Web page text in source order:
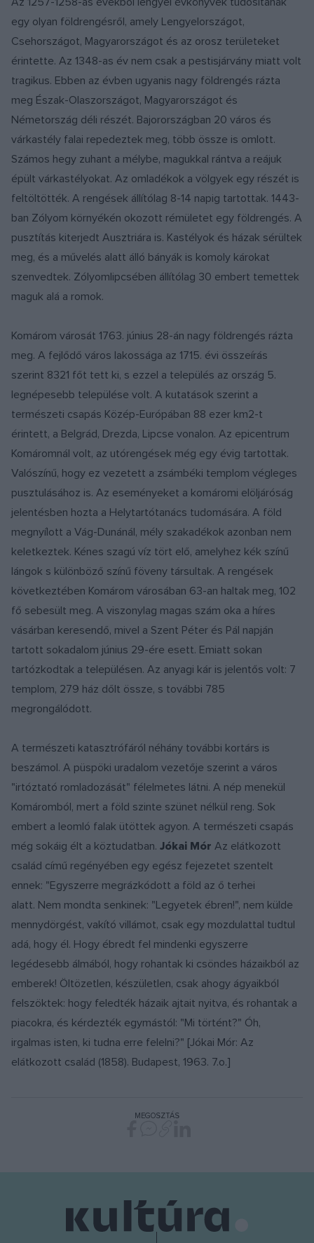
egy olyan földrengésről, amely Lengyelországot,
Csehországot, Magyarországot és az orosz területeket
érintette. Az 1348-as év nem csak a pestisjárvány miatt volt
tragikus. Ebben az évben ugyanis nagy földrengés rázta
meg Észak-Olaszországot, Magyarországot és
Németország déli részét. Bajorországban 20 város és
várkastély falai repedeztek meg, több össze is omlott.
Számos hegy zuhant a mélybe, magukkal rántva a reájuk
épült várkastélyokat. Az omladékok a völgyek egy részét is
feltöltötték. A rengések állítólag 8-14 napig tartottak. 1443-
ban Zólyom környékén okozott rémületet egy földrengés. A
pusztítás kiterjedt Ausztriára is. Kastélyok és házak sérültek
meg, és a művelés alatt álló bányák is komoly károkat
szenvedtek. Zólyomlipcsében állítólag 30 embert temettek
maguk alá a romok.
Komárom városát 1763. június 28-án nagy földrengés rázta
meg. A fejlődő város lakossága az 1715. évi összeírás
szerint 8321 főt tett ki, s ezzel a település az ország 5.
legnépesebb települése volt. A kutatások szerint a
természeti csapás Közép-Európában 88 ezer km2-t
érintett, a Belgrád, Drezda, Lipcse vonalon. Az epicentrum
Komáromnál volt, az utórengések még egy évig tartottak.
Valószínű, hogy ez vezetett a zsámbéki templom végleges
pusztulásához is. Az eseményeket a komáromi elöljáróság
jelentésben hozta a Helytartótanács tudomására. A föld
megnyílott a Vág-Dunánál, mély szakadékok azonban nem
keletkeztek. Kénes szagú víz tört elő, amelyhez kék színű
lángok s különböző színű föveny társultak. A rengések
következtében Komárom városában 63-an haltak meg, 102
fő sebesült meg. A viszonylag magas szám oka a híres
vásárban keresendő, mivel a Szent Péter és Pál napján
tartott sokadalom június 29-ére esett. Emiatt sokan
tartózkodtak a településen. Az anyagi kár is jelentős volt: 7
templom, 279 ház dőlt össze, s további 785
megrongálódott.
A természeti katasztrófáról néhány további kortárs is
beszámol. A püspöki uradalom vezetője szerint a város
"irtóztató romladozását" félelmetes látni. A nép menekül
Komáromból, mert a föld szinte szünet nélkül reng. Sok
embert a leomló falak ütöttek agyon. A természeti csapás
még sokáig élt a köztudatban. Jókai Mór Az elátkozott
család című regényében egy egész fejezetet szentelt
ennek: "Egyszerre megrázkódott a föld az ő terhei
alatt. Nem mondta senkinek: "Legyetek ébren!", nem külde
mennydörgést, vakító villámot, csak egy mozdulattal tudtul
adá, hogy él. Hogy ébredt fel mindenki egyszerre
legédesebb álmából, hogy rohantak ki csöndes házaikból az
emberek! Öltözetlen, készületlen, csak ahogy ágyaikból
felszöktek: hogy feledték házaik ajtait nyitva, és rohantak a
piacokra, és kérdezték egymástól: "Mi történt?" Óh,
irgalmas isten, ki tudna erre felelni?" [Jókai Mór: Az
elátkozott család (1858). Budapest, 1963. 7.o.]
MEGOSZTÁS